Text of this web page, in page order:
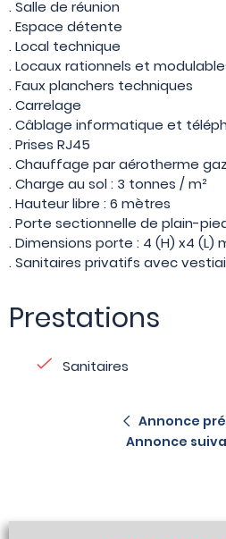
. Salle de réunion
. Espace détente
. Local technique
. Locaux rationnels et
. Faux planchers techniques
. Carrelage
. Câblage informatique et
. Prises RJ45
. Chauffage par aérotherme gaz
. Charge au sol : 3 tonnes / m²
. Hauteur libre : 6 mètres
. Porte sectionnelle de plain-
. Dimensions porte : 4 (H) x4 (L)
. Sanitaires privatifs avec
Prestations
Sanitaires
Annonce
Annonce